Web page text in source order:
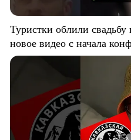
Туристки облили
новое видео с начала